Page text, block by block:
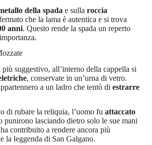
della spada e sulla roccia
che la lama è autentica e si trova
anni. Questo rende la spada un reperto
suggestivo, all’interno della cappella si
, conservate in un’urna di vetro.
a un ladro che tentò di estrarre
di rubare la reliquia, l’uomo fu attaccato
punirono lasciando dietro solo le sue mani
contribuito a rendere ancora più
la leggenda di San Galgano.